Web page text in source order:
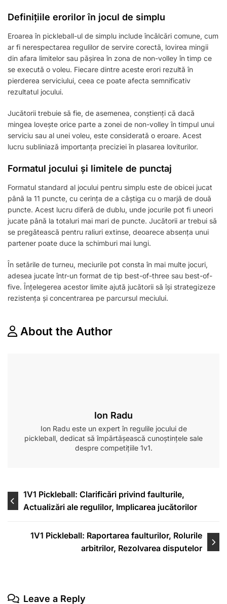
Definițiile erorilor în jocul de simplu
Eroarea în pickleball-ul de simplu include încălcări comune, cum
ar fi nerespectarea regulilor de servire corectă, lovirea mingii
din afara limitelor sau pășirea în zona de non-volley în timp ce
se execută o voleu. Fiecare dintre aceste erori rezultă în
pierderea serviciului, ceea ce poate afecta semnificativ
rezultatul jocului.
Jucătorii trebuie să fie, de asemenea, conștienți că dacă
mingea lovește orice parte a zonei de non-volley în timpul unui
serviciu sau al unei voleu, este considerată o eroare. Acest
lucru subliniază importanța preciziei în plasarea loviturilor.
Formatul jocului și limitele de punctaj
Formatul standard al jocului pentru simplu este de obicei jucat
până la 11 puncte, cu cerința de a câștiga cu o marjă de două
puncte. Acest lucru diferă de dublu, unde jocurile pot fi uneori
jucate până la totaluri mai mari de puncte. Jucătorii ar trebui să
se pregătească pentru raliuri extinse, deoarece absența unui
partener poate duce la schimburi mai lungi.
În setările de turneu, meciurile pot consta în mai multe jocuri,
adesea jucate într-un format de tip best-of-three sau best-of-
five. Înțelegerea acestor limite ajută jucătorii să își strategizeze
rezistența și concentrarea pe parcursul meciului.
About the Author
Ion Radu
Ion Radu este un expert în regulile jocului de
pickleball, dedicat să împărtășească cunoștințele sale
despre competițiile 1v1.
Post
navigation
1V1 Pickleball: Clarificări privind faulturile,
Actualizări ale regulilor, Implicarea jucătorilor
1V1 Pickleball: Raportarea faulturilor, Rolurile
arbitrilor, Rezolvarea disputelor
Leave a Reply